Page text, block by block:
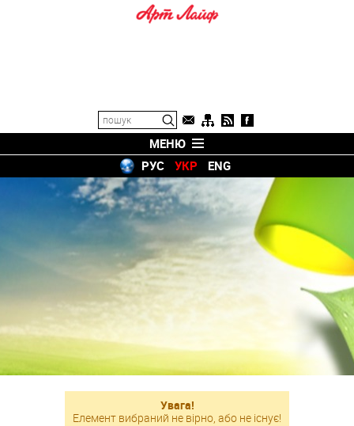
МЕНЮ
РУС
УКР ENG
Увага!
Елемент вибраний не вірно, або не існує!